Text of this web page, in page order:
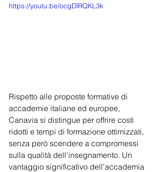
https://youtu.be/ocgDlRQKL3k
Rispetto alle proposte formative di
accademie italiane ed europee,
Canavia si distingue per offrire costi
ridotti e tempi di formazione ottimizzati,
senza però scendere a compromessi
sulla qualità dell'insegnamento. Un
vantaggio significativo dell'accademia